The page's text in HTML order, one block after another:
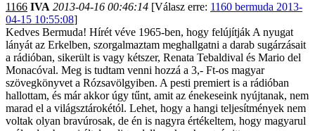
1166 IVA 2013-04-16 00:46:14 [Válasz erre: 1160 bermuda 2013-
04-15 10:55:08]
Kedves Bermuda! Hírét véve 1965-ben, hogy felújítják A nyugat
lányát az Erkelben, szorgalmaztam meghallgatni a darab sugárzásait
a rádióban, sikerült is vagy kétszer, Renata Tebaldival és Mario del
Monacóval. Meg is tudtam venni hozzá a 3,- Ft-os magyar
szövegkönyvet a Rózsavölgyiben. A pesti premiert is a rádióban
hallottam, és már akkor úgy tűnt, amit az énekeseink nyújtanak, nem
marad el a világsztárokétól. Lehet, hogy a hangi teljesítmények nem
voltak olyan bravúrosak, de én is nagyra értékeltem, hogy magyarul